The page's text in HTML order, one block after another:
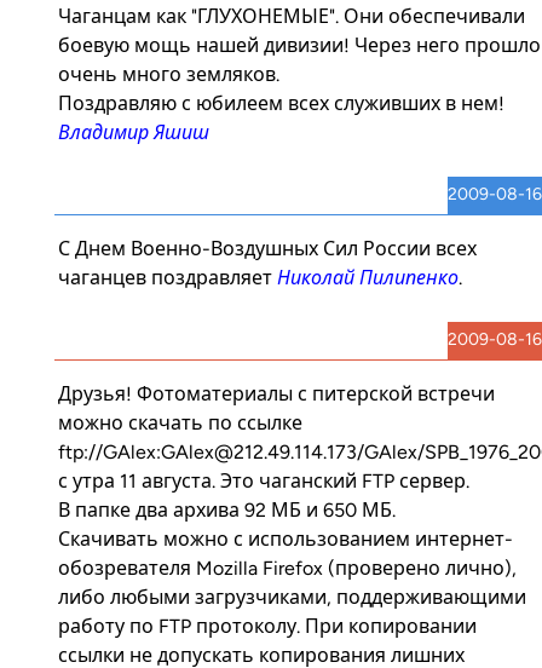
Чаганцам как "ГЛУХОНЕМЫЕ". Они обеспечивали
боевую мощь нашей дивизии! Через него прошло
очень много земляков.
Поздравляю с юбилеем всех служивших в нем!
Владимир Яшиш
2009-08-16
С Днем Военно-Воздушных Сил России всех
чаганцев поздравляет Николай Пилипенко.
2009-08-16
Друзья! Фотоматериалы с питерской встречи
можно скачать по ссылке
ftp://GAlex:GAlex@212.49.114.173/GAlex/
с утра 11 августа. Это чаганский FTP сервер.
В папке два архива 92 МБ и 650 МБ.
Скачивать можно с использованием интернет-
обозревателя Mozilla Firefox (проверено лично),
либо любыми загрузчиками, поддерживающими
работу по FTP протоколу. При копировании
ссылки не допускать копирования лишних